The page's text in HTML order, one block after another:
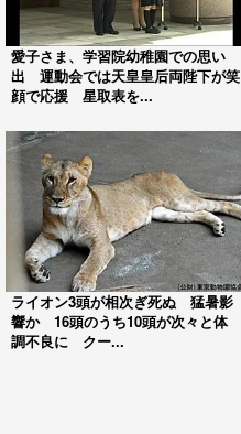
愛子さま、学習院幼稚園での思い
出 運動会では天皇皇后両陛下が笑
顔で応援 星取表を...
ライオン3頭が相次ぎ死ぬ 猛暑影
響か 16頭のうち10頭が次々と体
調不良に クー...